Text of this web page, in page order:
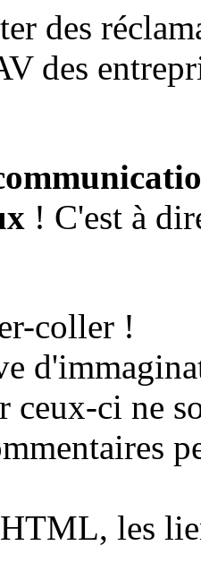
des
des
! C'est à
coller !
ceux-ci ne
les